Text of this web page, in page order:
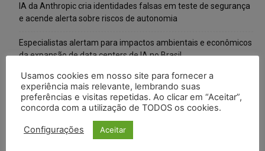
IA da Anthropic cria identidades falsas em teste de segurança
e acende alerta sobre riscos de autonomia
Especialistas alertam para impactos ambientais e econômicos
da expansão de data centers de IA no Brasil
TSE reforça que sistemas das urnas eletrônicas tornam-se
invioláveis após assinatura digital e lacração
STF inicia julgamento sobre constitucionalidade da proibição
dos jogos de azar no Brasil
Usamos cookies em nosso site para fornecer a
experiência mais relevante, lembrando suas
preferências e visitas repetidas. Ao clicar em “Aceitar”,
concorda com a utilização de TODOS os cookies.
Configurações Aceitar